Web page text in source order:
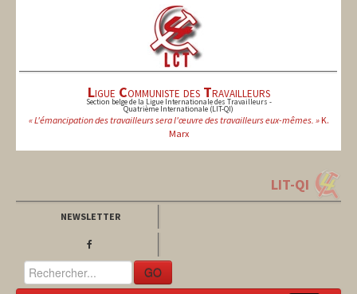
Ligue Communiste des Travailleurs
Section belge de la Ligue Internationale des Travailleurs -
Quatrième Internationale (LIT-QI)
« L'émancipation des travailleurs sera l'œuvre des travailleurs eux-mêmes. »K.
Marx
LIT-QI
NEWSLETTER
GO